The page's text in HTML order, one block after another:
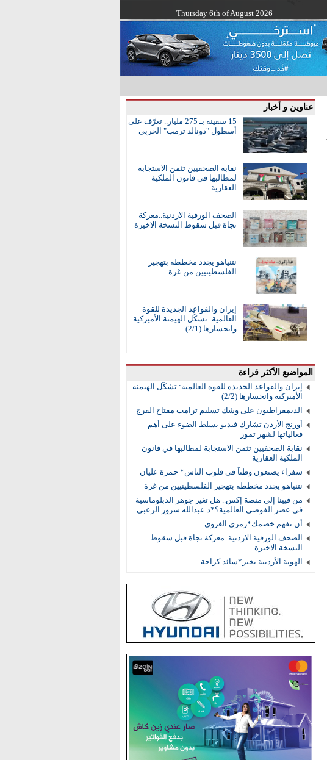
Thursday 6th of August 2026
عناوين و أخبار
15 سفينة بـ 275 مليار.. تعرّف على
أسطول "دونالد ترمب" الحربي
نقابة الصحفيين تثمن الاستجابة
لمطالبها في قانون الملكية
العقارية
الصحف الورقية الاردنية..معركة
نجاة قبل سقوط النسخة الاخيرة
نتنياهو يجدد مخططه بتهجير
الفلسطينيين من غزة
إيران والقواعد الجديدة للقوة
العالمية: تشكُّل الهيمنة الأميركية
وانحسارها (2/1)
المواضيع الأكثر قراءة
إيران والقواعد الجديدة للقوة العالمية: تشكُّل الهيمنة
الأميركية وانحسارها (2/2)
الديمقراطيون على وشك تسليم ترامب مفتاح الفرج
أورنج الأردن تشارك فيديو يسلط الضوء على أهم
فعالياتها لشهر تموز
نقابة الصحفيين تثمن الاستجابة لمطالبها في قانون
الملكية العقارية
سفراء يصنعون وطناً في قلوب الناس* حمزة عليان
نتنياهو يجدد مخططه بتهجير الفلسطينيين من غزة
من فيينا إلى منصة إكس.. هل تغير جوهر الدبلوماسية
في عصر الفوضى العالمية؟*د.عبدالله سرور الزعبي
أن تفهم خصمك*رمزي الغزوي
الصحف الورقية الاردنية..معركة نجاة قبل سقوط
النسخة الاخيرة
الهوية الأردنية بخير*سائد كراجة